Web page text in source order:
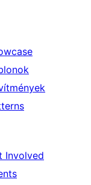
Involved